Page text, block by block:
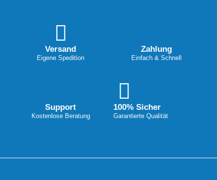
Versand
Eigene Spedition
Zahlung
Einfach & Schnell
Support
Kostenlose Beratung
100% Sicher
Garantierte Qualität